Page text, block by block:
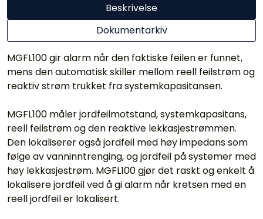
Beskrivelse
Dokumentarkiv
MGFL100 gir alarm når den faktiske feilen er funnet,
mens den automatisk skiller mellom reell feilstrøm og
reaktiv strøm trukket fra systemkapasitansen.
MGFL100 måler jordfeilmotstand, systemkapasitans,
reell feilstrøm og den reaktive lekkasjestrømmen.
Den lokaliserer også jordfeil med høy impedans som
følge av vanninntrenging, og jordfeil på systemer med
høy lekkasjestrøm. MGFL100 gjør det raskt og enkelt å
lokalisere jordfeil ved å gi alarm når kretsen med en
reell jordfeil er lokalisert.